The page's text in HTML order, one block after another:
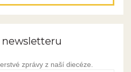
newsletteru
zprávy z naší diecéze.